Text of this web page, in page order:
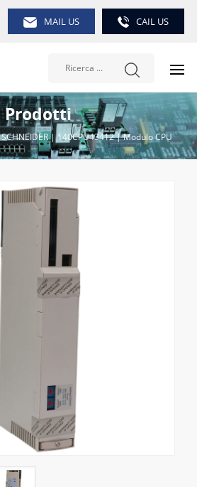
MAIL US CAIL US
Prodotti
SCHNEIDER | 140CPU43412 | Modulo CPU